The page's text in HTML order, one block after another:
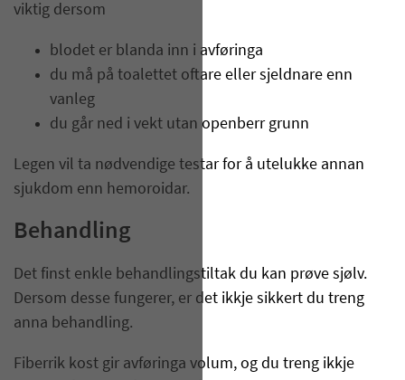
viktig dersom
blodet er blanda inn i avføringa
du må på toalettet oftare eller sjeldnare enn
vanleg
du går ned i vekt utan openberr grunn
Legen vil ta nødvendige testar for å utelukke annan
sjukdom enn hemoroidar.
Behandling
Det finst enkle behandlingstiltak du kan prøve sjølv.
Dersom desse fungerer, er det ikkje sikkert du treng
anna behandling.
Fiberrik kost gir avføringa volum, og du treng ikkje